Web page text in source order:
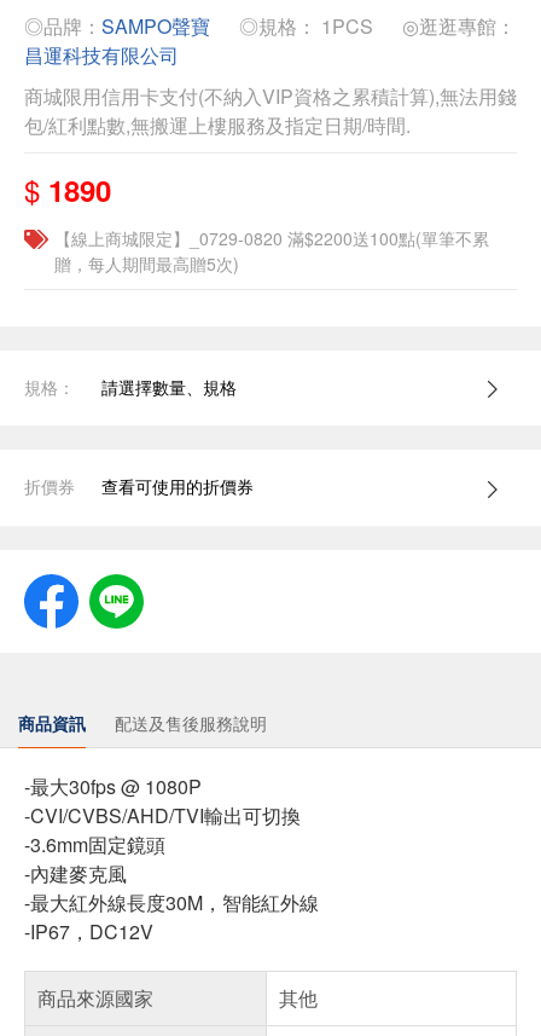
◎品牌： SAMPO聲寶 ◎規格： 1PCS
◎逛逛專館：
昌運科技有限公司
商城限用信用卡支付(不納入VIP資格之累積計算),無法用錢
包/紅利點數,無搬運上樓服務及指定日期/時間.
$ 1890
【線上商城限定】_0729-0820 滿$2200送100點(單筆不累
贈，每人期間最高贈5次)
規格： 請選擇數量、規格
折價券 查看可使用的折價券
商品資訊 配送及售後服務說明
-最大30fps @ 1080P
-CVI/CVBS/AHD/TVI輸出可切換
-3.6mm固定鏡頭
-內建麥克風
-最大紅外線長度30M，智能紅外線
-IP67，DC12V
商品來源國家
其他